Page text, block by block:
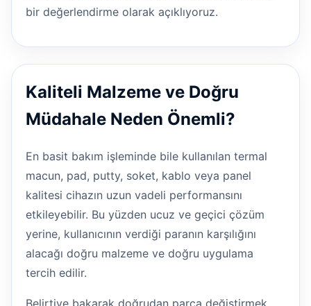
bir değerlendirme olarak açıklıyoruz.
Kaliteli Malzeme ve Doğru
Müdahale Neden Önemli?
En basit bakım işleminde bile kullanılan termal
macun, pad, putty, soket, kablo veya panel
kalitesi cihazın uzun vadeli performansını
etkileyebilir. Bu yüzden ucuz ve geçici çözüm
yerine, kullanıcının verdiği paranın karşılığını
alacağı doğru malzeme ve doğru uygulama
tercih edilir.
Belirtiye bakarak doğrudan parça değiştirmek